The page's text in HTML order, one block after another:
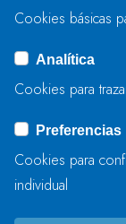
Se
ENVIAR
Cookies básicas
Analítica
Cookies para
Preferencias
Cookies para
individual